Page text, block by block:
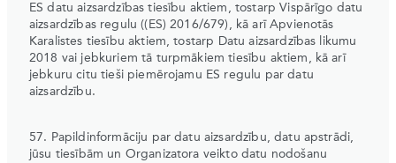
ES datu aizsardzības tiesību aktiem, tostarp Vispārīgo datu
aizsardzības regulu ((ES) 2016/679), kā arī Apvienotās
Karalistes tiesību aktiem, tostarp Datu aizsardzības likumu
2018 vai jebkuriem tā turpmākiem tiesību aktiem, kā arī
jebkuru citu tieši piemērojamu ES regulu par datu
aizsardzību.
57. Papildinformāciju par datu aizsardzību, datu apstrādi,
jūsu tiesībām un Organizatora veikto datu nodošanu